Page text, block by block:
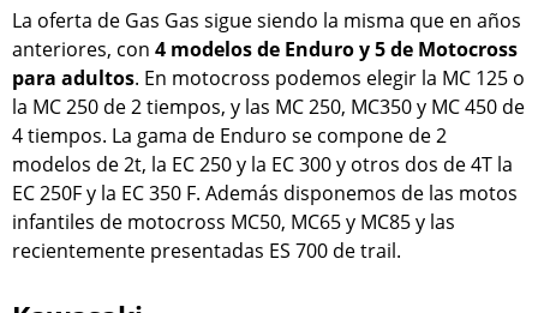
La oferta de Gas Gas sigue siendo la misma que en años
anteriores, con 4 modelos de Enduro y 5 de Motocross
para adultos. En motocross podemos elegir la MC 125 o
la MC 250 de 2 tiempos, y las MC 250, MC350 y MC 450 de
4 tiempos. La gama de Enduro se compone de 2
modelos de 2t, la EC 250 y la EC 300 y otros dos de 4T la
EC 250F y la EC 350 F. Además disponemos de las motos
infantiles de motocross MC50, MC65 y MC85 y las
recientemente presentadas ES 700 de trail.